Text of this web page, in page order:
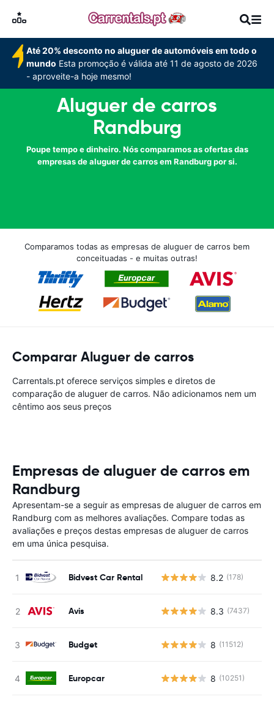
Até 20% desconto no aluguer de automóveis em todo o
mundo Esta promoção é válida até 11 de agosto de 2026
- aproveite-a hoje mesmo!
Aluguer de carros
Randburg
Poupe tempo e dinheiro. Nós comparamos as ofertas das
empresas de aluguer de carros em Randburg por si.
Comparamos todas as empresas de aluguer de carros bem
conceituadas - e muitas outras!
Comparar Aluguer de carros
Carrentals.pt oferece serviços simples e diretos de
comparação de aluguer de carros. Não adicionamos nem um
cêntimo aos seus preços
Empresas de aluguer de carros em
Randburg
Apresentam-se a seguir as empresas de aluguer de carros em
Randburg com as melhores avaliações. Compare todas as
avaliações e preços destas empresas de aluguer de carros
em uma única pesquisa.
Bidvest Car Rental 8.2 (178)
Avis 8.3 (7437)
Budget 8 (11512)
Europcar 8 (10251)